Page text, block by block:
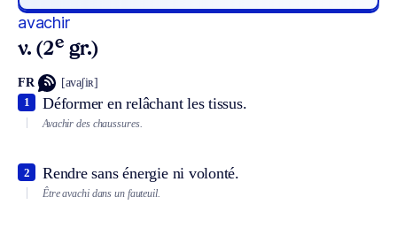
avachir
v. (2e gr.)
FR [avaʃiʀ]
Déformer en relâchant les tissus.
1
Avachir des chaussures.
Rendre sans énergie ni volonté.
2
Être avachi dans un fauteuil.